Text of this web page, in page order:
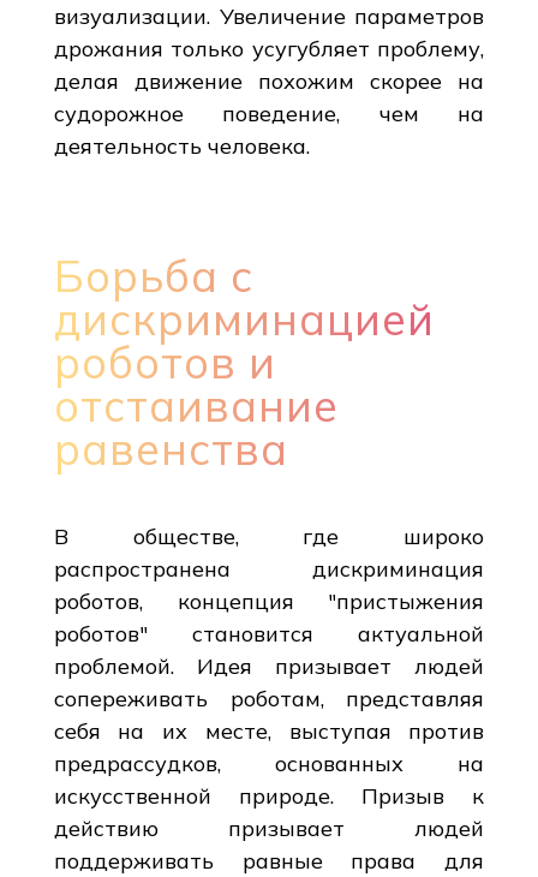
визуализации. Увеличение параметров
дрожания только усугубляет проблему,
делая движение похожим скорее на
судорожное поведение, чем на
деятельность человека.
Борьба с
дискриминацией
роботов и
отстаивание
равенства
В обществе, где широко
распространена дискриминация
роботов, концепция "пристыжения
роботов" становится актуальной
проблемой. Идея призывает людей
сопереживать роботам, представляя
себя на их месте, выступая против
предрассудков, основанных на
искусственной природе. Призыв к
действию призывает людей
поддерживать равные права для